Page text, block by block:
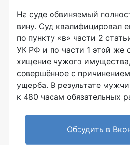
На суде обвиняемый
вину. Суд квалифицировал
по пункту «в» части 2
УК РФ и по части 1 этой же
хищение чужого
совершённое с причинением
ущерба. В результате
к 480 часам обязательных
Обсудить в